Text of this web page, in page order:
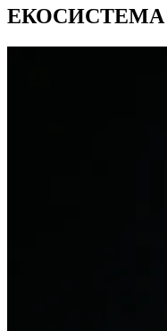
ЕКОСИСТЕМА